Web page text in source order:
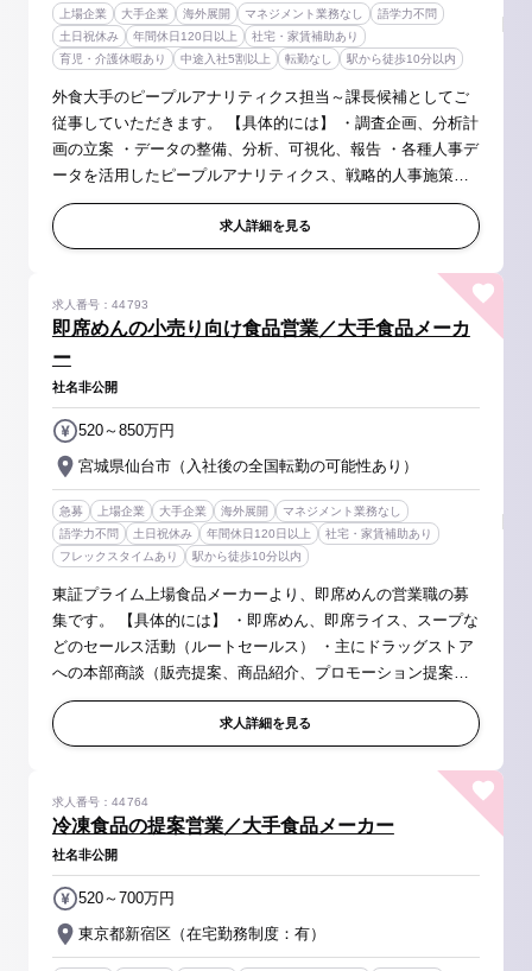
上場企業 大手企業 海外展開 マネジメント業務なし
語学力不問
土日祝休み
年間休日120日以上
社宅・家賃補助あり
育児・介護休暇あり
中途入社5割以上 転勤なし 駅から徒歩10分以内
外食大手のピープルアナリティクス担当～課長候補としてご
従事していただきます。 【具体的には】 ・調査企画、分析計
画の立案 ・データの整備、分析、可視化、報告 ・各種人事デ
ータを活用したピープルアナリティクス、戦略的人事施策の
提案 【募集背景】 今後世界展開を加速していくにあたり、効
果的な採用...
求人詳細を見る
即席めんの小売り向け食品営業／大手食品メーカ
ー
求人番号：44793
社名非公開
宮城県仙台市（入社後の全国転勤の可能性あり）
520～850万円
急募 上場企業 大手企業 海外展開
マネジメント業務なし
語学力不問
土日祝休み 年間休日120日以上
社宅・家賃補助あり
フレックスタイムあり
駅から徒歩10分以内
東証プライム上場食品メーカーより、即席めんの営業職の募
集です。 【具体的には】 ・即席めん、即席ライス、スープな
どのセールス活動（ルートセールス） ・主にドラッグストア
への本部商談（販売提案、商品紹介、プロモーション提案な
ど） ・小売店舗での商品展開商談や販売プロモーション活
求人詳細を見る
冷凍食品の提案営業／大手食品メーカー
求人番号：44764
社名非公開
東京都新宿区（在宅勤務制度：有）
520～700万円